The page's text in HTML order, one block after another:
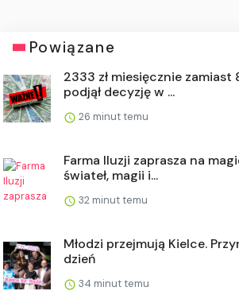
Powiązane
2333 zł miesięcznie zamiast
podjął decyzję w ...
26 minut temu
Farma Iluzji zaprasza na
świateł, magii i...
32 minut temu
Młodzi przejmują Kielce.
dzień
34 minut temu